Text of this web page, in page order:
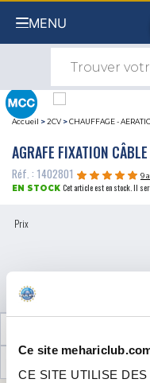
Ce site
CE SITE UTILISE
MENU
Accueil >2CV >CHAUFFAGE -
AGRAFE FIXATION CÂBLE
Réf. : 1402801
9
EN STOCK Cet article est en stock. Il
Prix